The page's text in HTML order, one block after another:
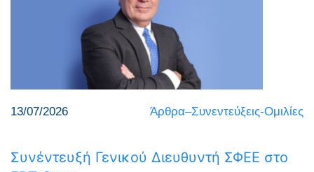
13/07/2026 Άρθρα–Συνεντεύξεις-Ομιλίες
Συνέντευξή Γενικού Διευθυντή ΣΦΕΕ στο